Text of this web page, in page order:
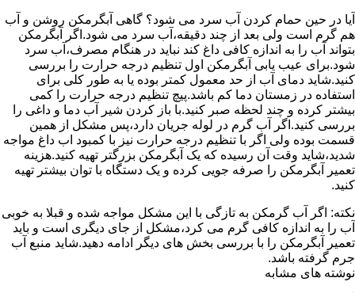
آیا در حین حمام کردن آب سرد می شود؟ گاهی آبگرمکن روشن و آب
هم گرم است ولی بعد از چند دقیقه،آب سرد می شود.اگر آبگرمکن
بتواند آب را به اندازه کافی داغ کند نباید در هنگام مصرف،آب سرد
شود.برای عیب یابی آبگرمکن اول تنظیم درجه حرارت را بررسی
کنید.شاید دمای آب از حد معمول کمتر بوده یا به طور کلی برای
استفاده در زمستان دما کم باشد.پیچ تنظیم درجه حرارت را کمی
بیشتر کرده و چند لحظه صبر کنید.با باز کردن شیر آب دما و داغی را
بررسی کنید.اگر آب گرم در لوله جریان دارد،پس مشکل از همین
قسمت بوده ولی اگر با تنظیم درجه حرارت نیز با کمبود اب داغ مواجه
شدید،شاید وقت آن رسیده که یک آبگرمکن بزرگتر تهیه کنید.هزینه
تعمیر آبگرمکن را صرفه جویی کرده و یک دستگاه با توان بیشتر تهیه
کنید.
نکته: اگر آب گرمکن به تازگی با این مشکل مواجه شده و قبلا به خوبی
آب را به اندازه کافی گرم می کرد،مشکل از جای دیگری است و باید
تعمیر آبگرمکن را با بررسی بخش های دیگر ادامه دهید.شاید منبع آب
جرم گرفته باشد.
نوشته های مشابه